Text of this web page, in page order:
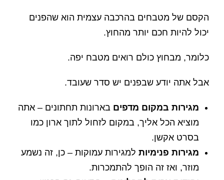
הקסם של מטבחים בהרכבה עצמית הוא שהפנים
יכול להיות חכם יותר מהחוץ.
כלומר, מבחוץ כולם רואים מטבח יפה.
אבל אתה יודע שבפנים יש סדר שעובד.
מגירות במקום מדפים בארונות תחתונים – אתה
מוציא הכל אליך, במקום לזחול לתוך ארון כמו
בסרט אקשן.
מגירות פנימיות למגירות עמוקות – כן, זה נשמע
מוזר, ואז זה הופך להתמכרות.